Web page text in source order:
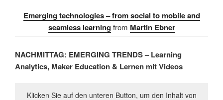
Emerging technologies – from social to mobile and
seamless learning from Martin Ebner
NACHMITTAG: EMERGING TRENDS – Learning
Analytics, Maker Education & Lernen mit Videos
Klicken Sie auf den unteren Button, um den Inhalt von